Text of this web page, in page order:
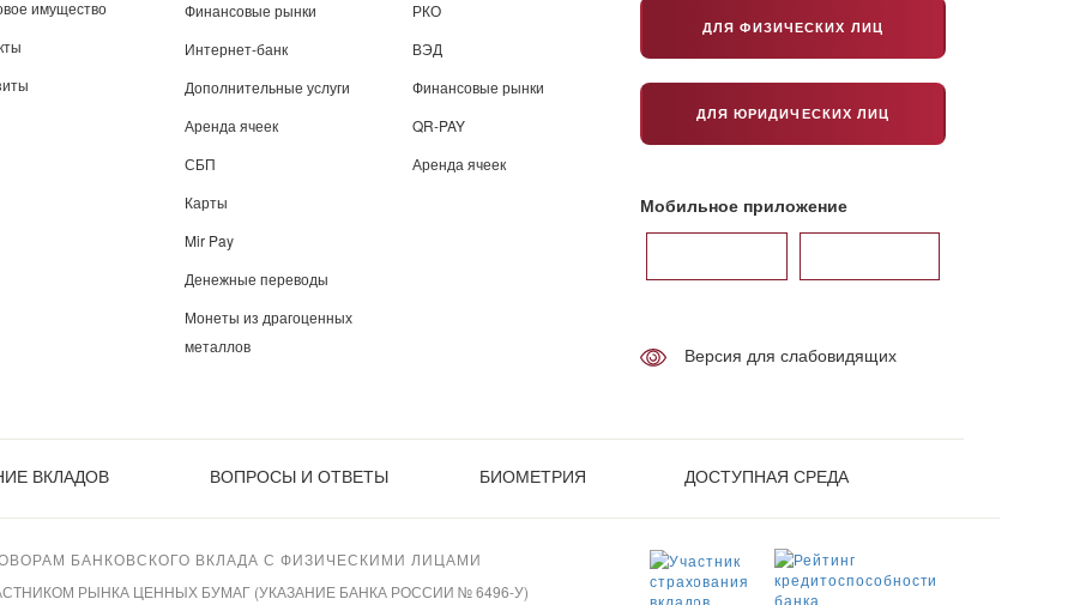
имущество
Финансовые рынки
Интернет-банк
Дополнительные услуги
Аренда ячеек
СБП
Карты
Mir Pay
Денежные переводы
Монеты из драгоценных
металлов
РКО
ВЭД
Финансовые рынки
QR-PAY
Аренда ячеек
ДЛЯ ФИЗИЧЕСКИХ ЛИЦ
ДЛЯ ЮРИДИЧЕСКИХ ЛИЦ
Мобильное приложение
Версия для слабовидящих
ВКЛАДОВ ВОПРОСЫ И ОТВЕТЫ БИОМЕТРИЯ ДОСТУПНАЯ СРЕДА
БАНКОВСКОГО ВКЛАДА С ФИЗИЧЕСКИМИ ЛИЦАМИ
РЫНКА ЦЕННЫХ БУМАГ (УКАЗАНИЕ БАНКА РОССИИ № 6496-У)